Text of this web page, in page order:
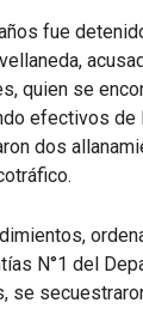
fue
quien se
efectivos de
dos
N°1 del
se